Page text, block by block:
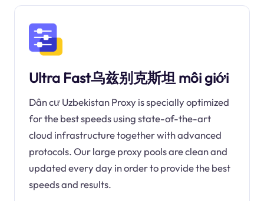
Ultra Fast乌兹别克斯坦 môi giới
Dân cư Uzbekistan Proxy is specially optimized
for the best speeds using state-of-the-art
cloud infrastructure together with advanced
protocols. Our large proxy pools are clean and
updated every day in order to provide the best
speeds and results.